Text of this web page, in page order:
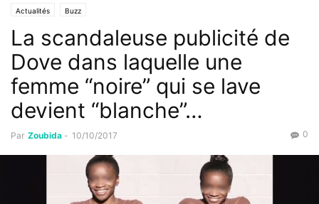
Actualités Buzz
La scandaleuse publicité de
Dove dans laquelle une
femme “noire” qui se lave
devient “blanche”…
Par Zoubida - 10/10/2017 0